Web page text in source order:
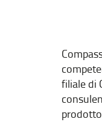
filiale di